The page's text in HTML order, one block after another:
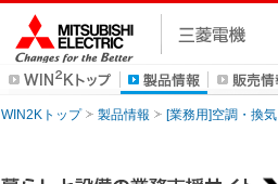
WIN2Kトップ 製品情報 [業務用]空調・換気